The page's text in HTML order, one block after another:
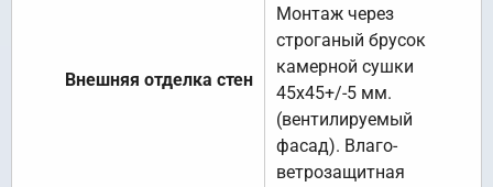
Внешняя отделка стен
Монтаж через
строганый брусок
камерной сушки
45х45+/-5 мм.
(вентилируемый
фасад). Влаго-
ветрозащитная